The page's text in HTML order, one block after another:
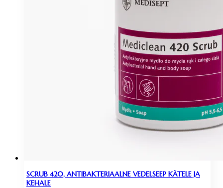
SCRUB 420, ANTIBAKTERIAALNE VEDELSEEP KÄTELE JA
KEHALE